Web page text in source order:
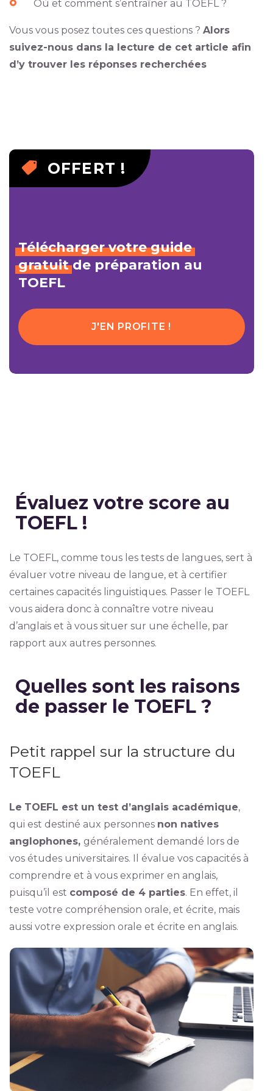
Où et comment s’entraîner au TOEFL ?
Vous vous posez toutes ces questions ? Alors
suivez-nous dans la lecture de cet article afin
d’y trouver les réponses recherchées
OFFERT !
Télécharger votre guide
gratuitde préparation au
TOEFL
J'EN PROFITE !
Évaluez votre score au
TOEFL !
Le TOEFL, comme tous les tests de langues, sert à
évaluer votre niveau de langue, et à certifier
certaines capacités linguistiques. Passer le TOEFL
vous aidera donc à connaître votre niveau
d’anglais et à vous situer sur une échelle, par
rapport aux autres personnes.
Quelles sont les raisons
de passer le TOEFL ?
Petit rappel sur la structure du
TOEFL
Le TOEFL est un test d’anglais académique,
qui est destiné aux personnes non natives
anglophones, généralement demandé lors de
vos études universitaires. Il évalue vos capacités à
comprendre et à vous exprimer en anglais,
puisqu’il est composé de 4 parties. En effet, il
teste votre compréhension orale, et écrite, mais
aussi votre expression orale et écrite en anglais.